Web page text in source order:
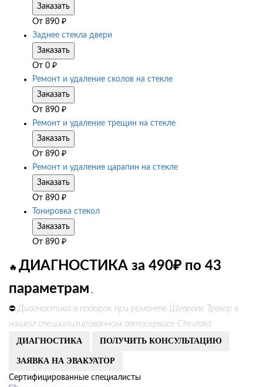
Заказать
От 890 ₽
Заднее стекла двери
Заказать
От 0 ₽
Ремонт и удаление сколов на стекле
Заказать
От 890 ₽
Ремонт и удаление трещин на стекле
Заказать
От 890 ₽
Ремонт и удаление царапин на стекле
Заказать
От 890 ₽
Тонировка стекол
Заказать
От 890 ₽
🔥 ДИАГНОСТИКА за 490₽ по 43
параметрам .
⛔ Диагностика в подарок при ремонте Шевроле Трекер в
нашем специализированном автосервисе Chevrolet
ДИАГНОСТИКА ПОЛУЧИТЬ КОНСУЛЬТАЦИЮ
ЗАЯВКА НА ЭВАКУАТОР
Сертифицированные специалисты